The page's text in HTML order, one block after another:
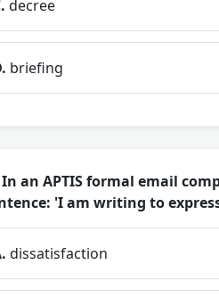
decree
briefing
In an APTIS formal email
'I am writing to
dissatisfaction